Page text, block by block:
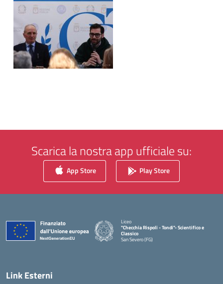
Scarica la nostra app ufficiale su:
App Store Play Store
Liceo
"Checchia Rispoli - Tondi"- Scientifico e
Classico
San Severo (FG)
Link Esterni